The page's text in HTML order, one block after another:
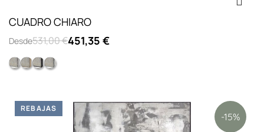
CUADRO CHIARO
Desde531,00 €451,35 €
Opc.2: marco L lacado blanco
Colección l chapado haya
Opc.3: marco L lacado negro
Opc.1: sin marco
-15%
REBAJAS